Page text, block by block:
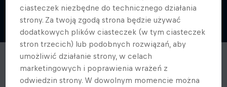
ciasteczek niezbędne do technicznego działania
strony. Za twoją zgodą strona będzie używać
dodatkowych plików ciasteczek (w tym ciasteczek
stron trzecich) lub podobnych rozwiązań, aby
umożliwić działanie strony, w celach
marketingowych i poprawienia wrażeń z
odwiedzin strony. W dowolnym momencie można